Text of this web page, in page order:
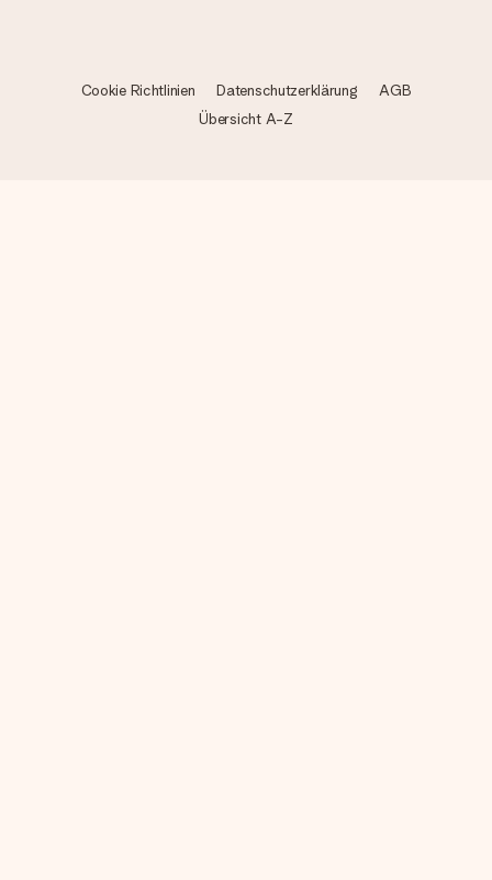
Cookie Richtlinien Datenschutzerklärung
AGB
Übersicht A-Z